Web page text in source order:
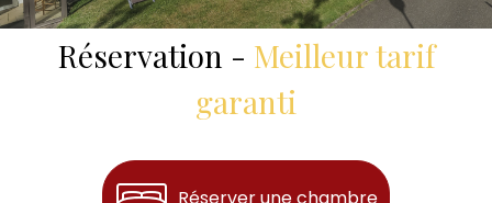
Réservation - Meilleur tarif
garanti